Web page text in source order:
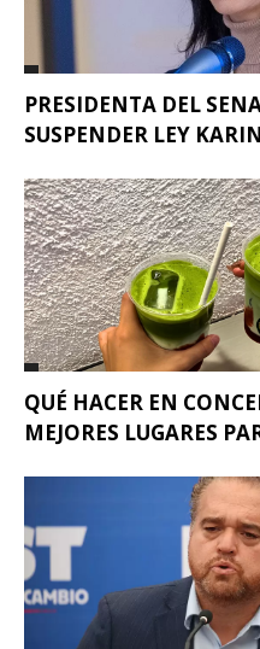
PRESIDENTA DEL
SUSPENDER LEY
QUÉ HACER EN
MEJORES LUGARES